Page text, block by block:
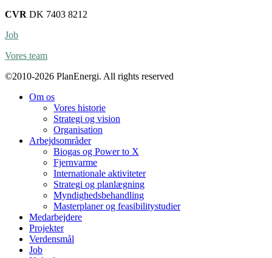
CVR DK 7403 8212
Job
Vores team
©2010-2026 PlanEnergi. All rights reserved
Om os
Vores historie
Strategi og vision
Organisation
Arbejdsområder
Biogas og Power to X
Fjernvarme
Internationale aktiviteter
Strategi og planlægning
Myndighedsbehandling
Masterplaner og feasibilitystudier
Medarbejdere
Projekter
Verdensmål
Job